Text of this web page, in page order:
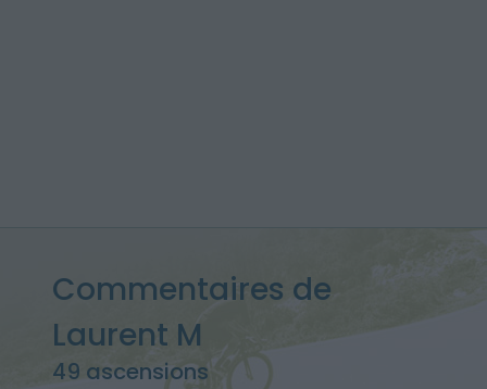
Commentaires de
Laurent M
49 ascensions